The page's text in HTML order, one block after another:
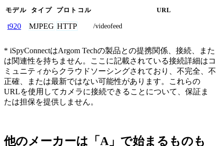
モデル タイプ プロトコル URL
t920 MJPEG HTTP /videofeed
* iSpyConnectはArgom Techの製品との提携関係、接続、また
は関連性を持ちません。ここに記載されている接続詳細はコ
ミュニティからクラウドソーシングされており、不完全、不
正確、または最新ではない可能性があります。これらの
URLを使用してカメラに接続できることについて、保証ま
たは担保を提供しません。
他のメーカーは「A」で始まるものも